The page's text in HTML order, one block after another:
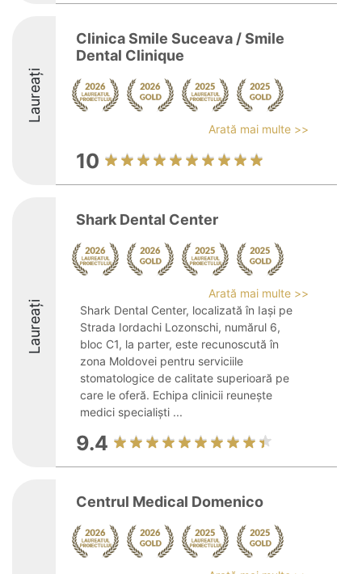
Laureați
Clinica Smile Suceava / Smile
Dental Clinique
Arată mai multe >>
10
Laureați
Shark Dental Center
Arată mai multe >>
Shark Dental Center, localizată în Iași pe
Strada Iordachi Lozonschi, numărul 6,
bloc C1, la parter, este recunoscută în
zona Moldovei pentru serviciile
stomatologice de calitate superioară pe
care le oferă. Echipa clinicii reunește
medici specialiști ...
9.4
Centrul Medical Domenico